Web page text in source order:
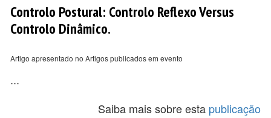
Controlo Postural: Controlo Reflexo Versus
Controlo Dinâmico.
Artigo apresentado no Artigos publicados em evento
...
Saiba mais sobre esta publicação